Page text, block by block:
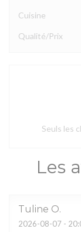
Les
Tuline O
2026-08-07 -
Cuisine
Qualité/Prix
Seuls les